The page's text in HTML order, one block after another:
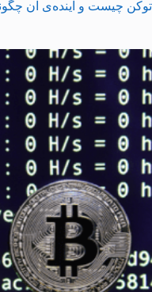
توکن چیست و آینده‌ی آن